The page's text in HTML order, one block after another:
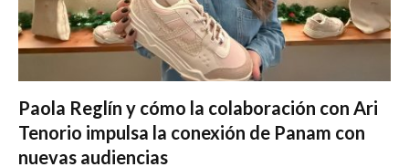
Paola Reglín y cómo la colaboración con Ari
Tenorio impulsa la conexión de Panam con
nuevas audiencias